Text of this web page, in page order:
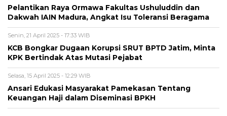
Pelantikan Raya Ormawa Fakultas Ushuluddin dan
Dakwah IAIN Madura, Angkat Isu Toleransi Beragama
Senin, 21 April 2025 - 17:33 WIB
KCB Bongkar Dugaan Korupsi SRUT BPTD Jatim, Minta
KPK Bertindak Atas Mutasi Pejabat
Selasa, 15 April 2025 - 12:29 WIB
Ansari Edukasi Masyarakat Pamekasan Tentang
Keuangan Haji dalam Diseminasi BPKH